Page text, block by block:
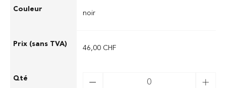
noir
46,00 CHF